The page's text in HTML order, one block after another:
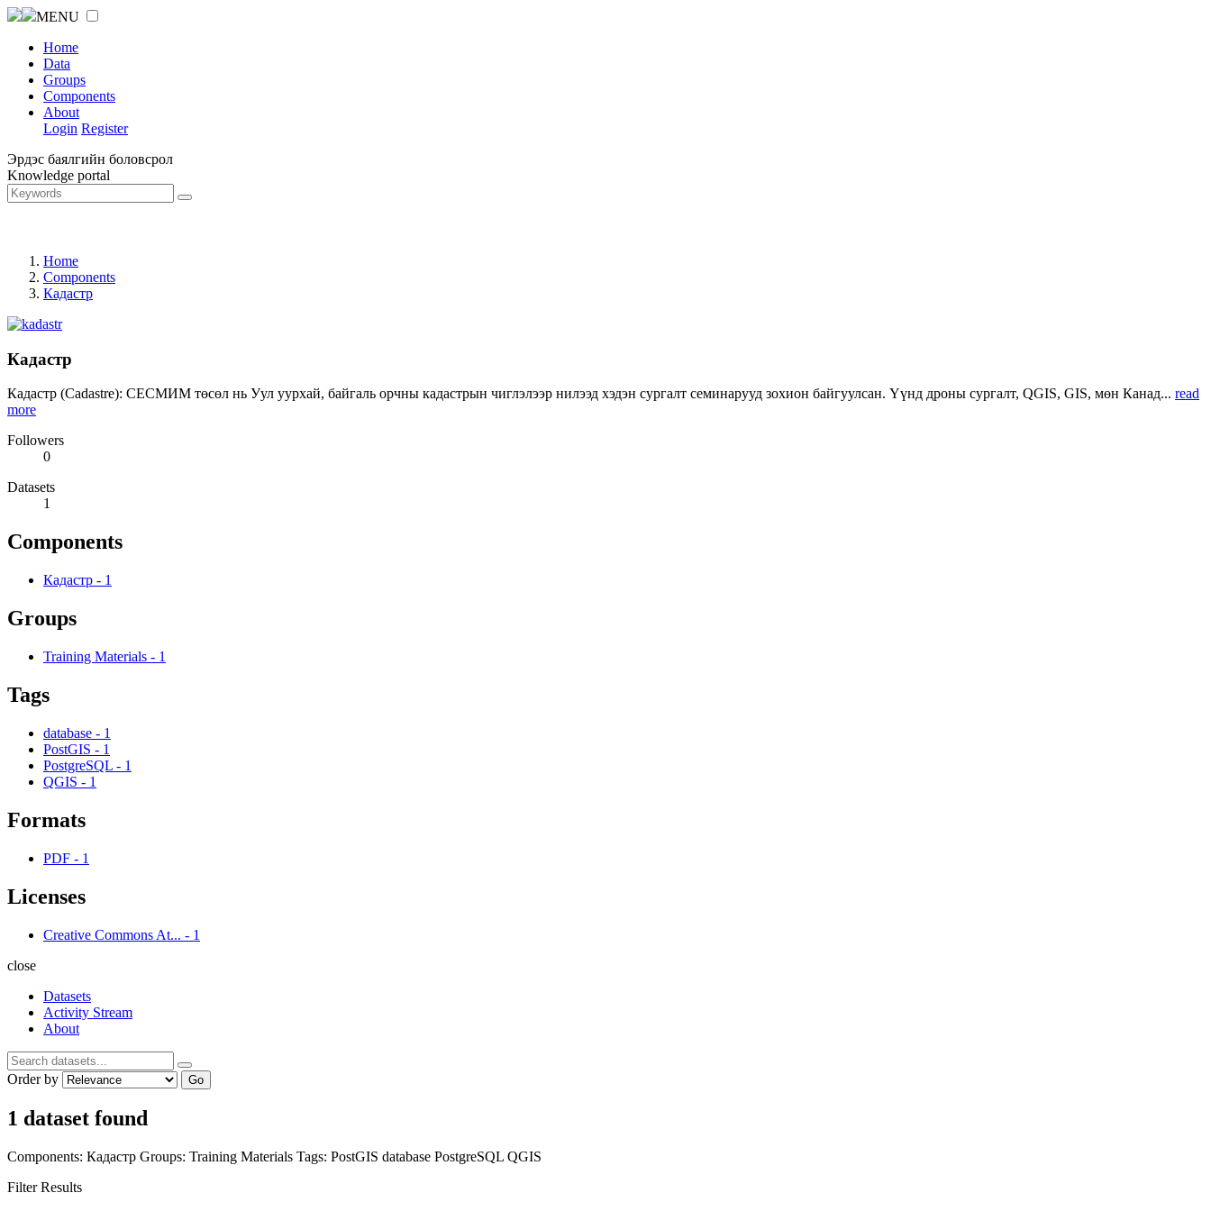
MENU
Home
Data
Groups
Components
About
Login Register
Эрдэс баялгийн боловсрол
Knowledge portal
Home
Components
Кадастр
Кадастр
Кадастр (Cadastre): СЕСМИМ төсөл нь Уул уурхай, байгаль орчны кадастрын чиглэлээр нилээд хэдэн сургалт семинарууд зохион байгуулсан. Үүнд дроны сургалт, QGIS, GIS, мөн Канад... read
more
Followers
0
Datasets
1
Components
Кадастр - 1
Groups
Training Materials - 1
Tags
database - 1
PostGIS - 1
PostgreSQL - 1
QGIS - 1
Formats
PDF - 1
Licenses
Creative Commons At... - 1
close
Datasets
Activity Stream
About
Order by Go
1 dataset found
Components: Кадастр Groups: Training Materials Tags: PostGIS database PostgreSQL QGIS
Filter Results